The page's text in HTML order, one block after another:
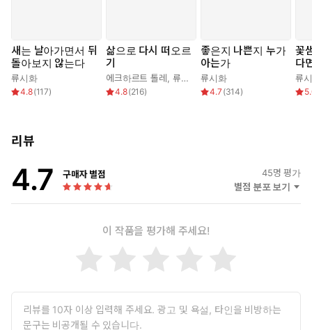
기는 것이며, 여러 색의 감정을 경험하는 것이다. 살아온 날들이 살
아갈 날들에게 묻는다. ‘마음챙김의 삶을 살고 있는가, 마음놓침의 시
간을 보내고 있는가?’
원장, 기원전 1세기의 랍비와 수피의 시인뿐 아니라 파블로 네루다와
타그램의 신세대 시인들, 그리고 라다크 사원 벽에 시를 적은 무명
씨. 고대와 중세와 현대의 시인들이 나와 타인에 대한 운율 깃든 성
한 깨달음이 시의 문을 여는 순간이 있다. 백만 독자의 찬사와 인기
를 얻은 잠언 시집 『지금 알고 있는 걸 그때도 알았더라면』과 치
유 시집 『사랑하라 한번도 상처받지 않은 것처럼』에 이어 15년
한 편 한 편의 시가 가슴에 파문을 일으킨다.
새는 날아가면서 뒤
돌아보지 않는다
류시화
4.8(117)
삶으로 다시 떠오르
기
에크하르트 톨레 류시화
4.8(216)
좋은지 나쁜지 누가
아는가
류시화
4.7 (314)
꽃
다
류
리뷰
4.7 구매자 별점 45명 평가
별점 분포 보기
이 작품을 평가해 주세요!